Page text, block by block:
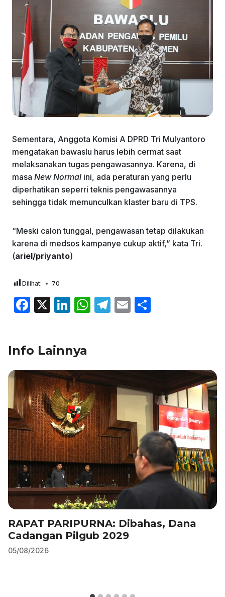
Sementara, Anggota Komisi A DPRD Tri Mulyantoro
mengatakan bawaslu harus lebih cermat saat
melaksanakan tugas pengawasannya. Karena, di
masa New Normal ini, ada peraturan yang perlu
diperhatikan seperri teknis pengawasannya
sehingga tidak memunculkan klaster baru di TPS.
“Meski calon tunggal, pengawasan tetap dilakukan
karena di medsos kampanye cukup aktif,” kata Tri.
(ariel/priyanto)
Dilihat: 70
F
e
b
o
o
k
X
Li
e
dI
n
W
A
p
p
T
a
m
E
Info Lainnya
RAPAT PARIPURNA: Dibahas, Dana
Cadangan Pilgub 2029
05/08/2026